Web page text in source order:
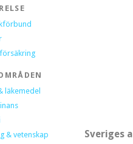
läkemedel
& vetenskap
Sveriges